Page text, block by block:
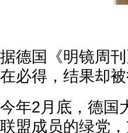
据德国《明镜周
在必得，结果却
今年2月底，德国
联盟成员的绿党